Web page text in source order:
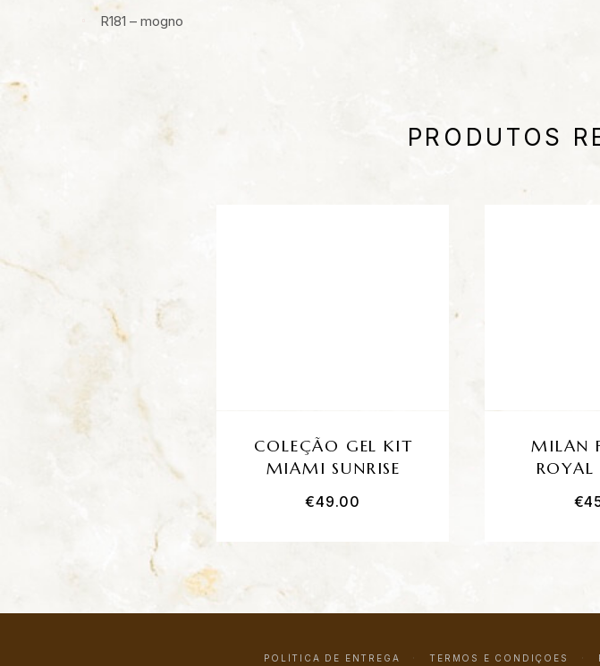
R181 – mogno
PRODUTOS
COLEÇÃO GEL KIT
MIAMI SUNRISE
€49.00
MILAN
ROYAL
€
POLÍTICA DE ENTREGA TERMOS E CONDIÇÕES